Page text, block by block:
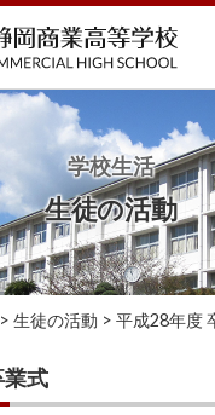
学校生活
生徒の活動
生徒の活動 > 平成28年度
業式